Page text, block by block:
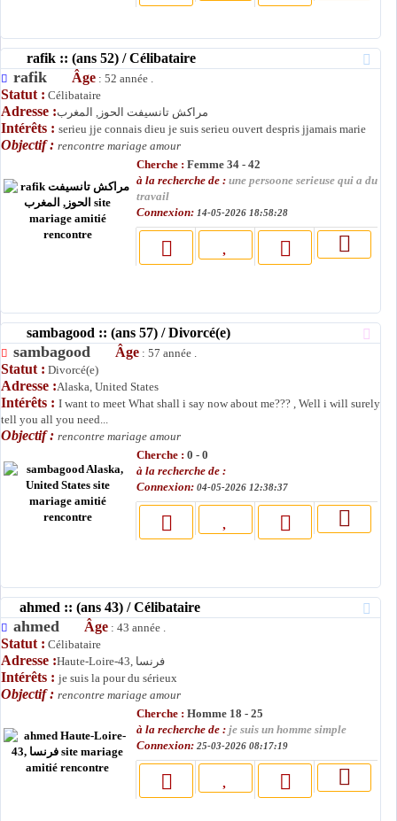
rafik :: (ans 52) / Célibataire
rafik Âge : 52 année .
Statut : Célibataire
Adresse :مراكش تانسيفت الحوز, المغرب
Intérêts : serieu jje connais dieu je suis serieu ouvert despris jjamais marie
Objectif : rencontre mariage amour
Cherche : Femme 34 - 42
à la recherche de : une persoone serieuse qui a du
travail
Connexion: 14-05-2026 18:58:28
sambagood :: (ans 57) / Divorcé(e)
sambagood Âge : 57 année .
Statut : Divorcé(e)
Adresse :Alaska, United States
Intérêts : I want to meet What shall i say now about me??? , Well i will surely
tell you all you need...
Objectif : rencontre mariage amour
Cherche : 0 - 0
à la recherche de :
Connexion: 04-05-2026 12:38:37
ahmed :: (ans 43) / Célibataire
ahmed Âge : 43 année .
Statut : Célibataire
Adresse : Haute-Loire-43, فرنسا
Intérêts : je suis la pour du sérieux
Objectif : rencontre mariage amour
Cherche : Homme 18 - 25
à la recherche de : je suis un homme simple
Connexion: 25-03-2026 08:17:19